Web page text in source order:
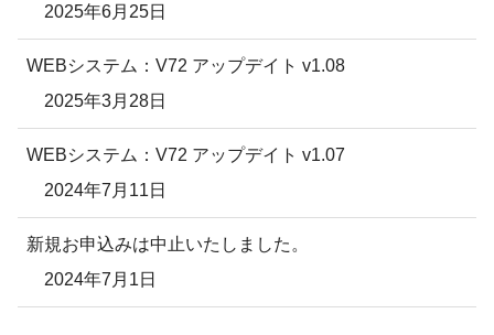
2025年6月25日
WEBシステム：V72 アップデイト v1.08
2025年3月28日
WEBシステム：V72 アップデイト v1.07
2024年7月11日
新規お申込みは中止いたしました。
2024年7月1日